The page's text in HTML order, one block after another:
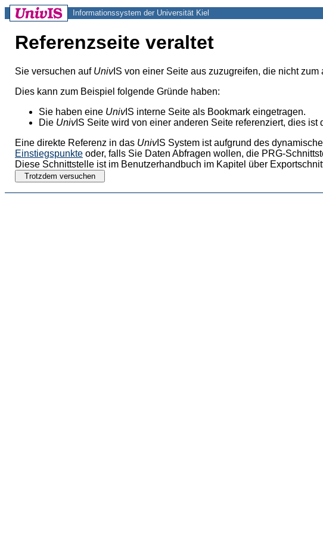
Informationssystem der Universität Kiel
Referenzseite veraltet
Sie versuchen auf UnivIS von einer Seite aus zuzugreifen, die nicht zum
Dies kann zum Beispiel folgende Gründe haben:
Sie haben eine UnivIS interne Seite als Bookmark eingetragen.
Die UnivIS Seite wird von einer anderen Seite referenziert, dies
Eine direkte Referenz in das UnivIS System ist aufgrund des
Einstiegspunkte oder, falls Sie Daten Abfragen wollen, die PRG-
Diese Schnittstelle ist im Benutzerhandbuch im Kapitel über